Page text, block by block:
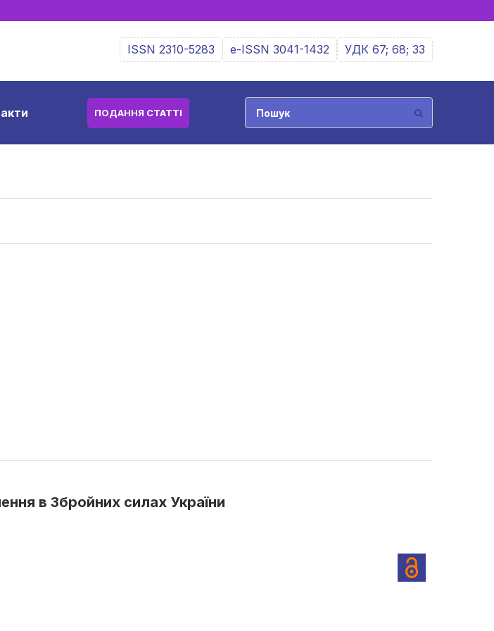
ISSN 2310-5283 e-ISSN 3041-1432 УДК 67; 68; 33
ПОДАННЯ СТАТТІ
в Збройних силах України